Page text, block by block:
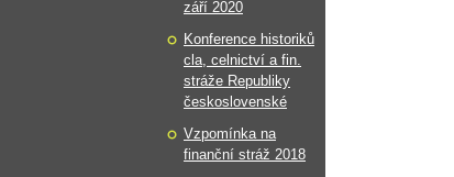
září 2020
Konference historiků
cla, celnictví a fin.
stráže Republiky
československé
Vzpomínka na
finanční stráž 2018